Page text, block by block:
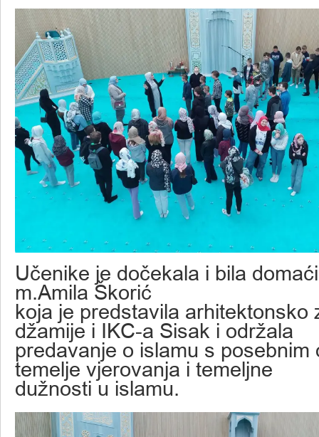
Učenike je dočekala i bila
m.Amila Škorić
koja je predstavila arhitektonsko
džamije i IKC-a Sisak i održala
predavanje o islamu s posebnim
temelje vjerovanja i temeljne
dužnosti u islamu.